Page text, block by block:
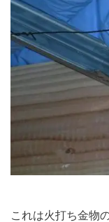
これは火打ち金物